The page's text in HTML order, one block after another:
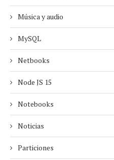
Música y audio
MySQL
Netbooks
Node JS 15
Notebooks
Noticias
Particiones